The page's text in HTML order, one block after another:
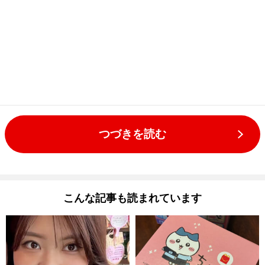
つづきを読む
こんな記事も読まれています